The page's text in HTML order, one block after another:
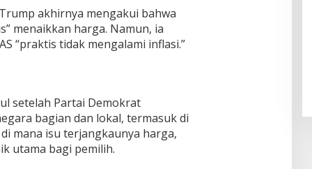
akhirnya mengakui bahwa
menaikkan harga. Namun, ia
“praktis tidak mengalami inflasi.”
setelah Partai Demokrat
bagian dan lokal, termasuk di
mana isu terjangkaunya harga,
utama bagi pemilih.
Pendaftaran Istana Dibuka,
Warga Berebut Kuota